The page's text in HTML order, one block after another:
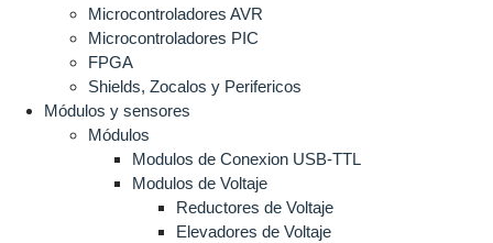
Microcontroladores AVR
Microcontroladores PIC
FPGA
Shields, Zocalos y Perifericos
Módulos y sensores
Módulos
Modulos de Conexion USB-TTL
Modulos de Voltaje
Reductores de Voltaje
Elevadores de Voltaje